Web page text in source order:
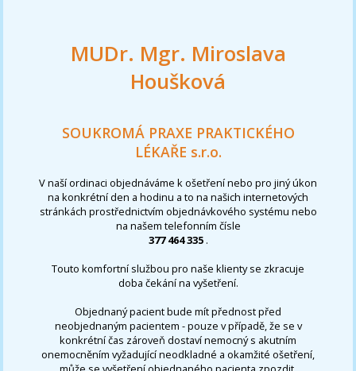
MUDr. Mgr. Miroslava
Houšková
SOUKROMÁ PRAXE PRAKTICKÉHO
LÉKAŘE s.r.o.
V naší ordinaci objednáváme k ošetření nebo pro jiný úkon
na konkrétní den a hodinu a to na našich internetových
stránkách prostřednictvím objednávkového systému nebo
na našem telefonním čísle
377 464 335 .
Touto komfortní službou pro naše klienty se zkracuje
doba čekání na vyšetření.
Objednaný pacient bude mít přednost před
neobjednaným pacientem - pouze v případě, že se v
konkrétní čas zároveň dostaví nemocný s akutním
onemocněním vyžadující neodkladné a okamžité ošetření,